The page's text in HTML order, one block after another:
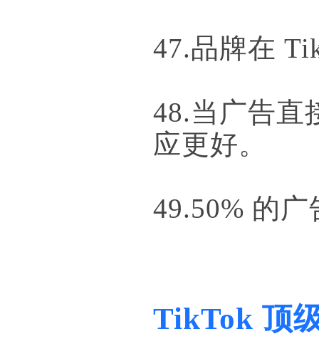
47.品牌在
48.当广告直
应更好。
49.50% 的
TikTok 顶